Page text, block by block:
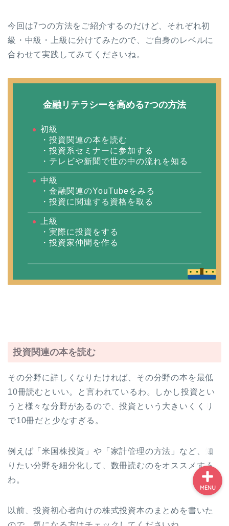
今回は7つの方法をご紹介するのだけど、それぞれ初
級・中級・上級に分けてみたので、ご自身のレベルに
合わせて実践してみてくださいね。
金融リテラシーを高める7つの方法
初級
・投資関連の本を読む
・投資系セミナーに参加する
・テレビや新聞で世の中の流れを知る
中級
・金融関連のYouTubeをみる
・投資に関連する資格を取る
上級
・実際に投資をする
・投資家仲間を作る
投資関連の本を読む
その分野に詳しくなりたければ、その分野の本を最低
10冊読むといい。と言われているわ。しかし投資とい
うと様々な分野があるので、投資という大きいくくり
で10冊だと少なすぎる。
例えば「米国株投資」や「家計管理の方法」など、知
りたい分野を細分化して、数冊読むのをオススメする
わ。
以前、投資初心者向けの株式投資本のまとめを書いた
MENU
お金のマインドを変え
家」を目指す７日間無料
投資初心者・絶対に参加
した方がいいセミナーラ
NISA記事まとめ-NISAで
失敗しない為に読むべき